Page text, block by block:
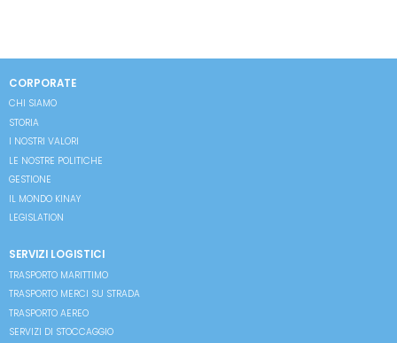
CORPORATE
CHI SIAMO
STORIA
I NOSTRI VALORI
LE NOSTRE POLITICHE
GESTIONE
IL MONDO KINAY
LEGISLATION
SERVIZI LOGISTICI
TRASPORTO MARITTIMO
TRASPORTO MERCI SU STRADA
TRASPORTO AEREO
SERVIZI DI STOCCAGGIO